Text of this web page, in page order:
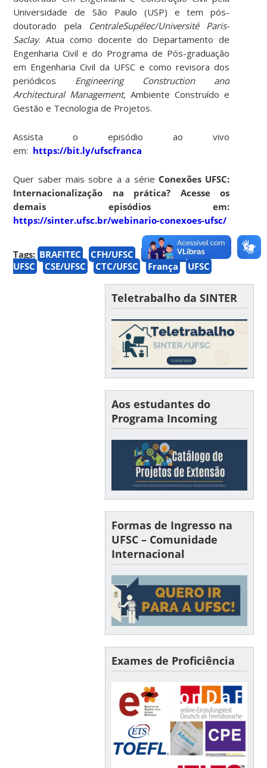
Universidade de São Paulo (USP) e tem pós-
doutorado pela
CentraleSupélec/Université Paris-
Saclay. Atua como docente do Departamento de
Engenharia Civil e do Programa de Pós-graduação
em Engenharia Civil da UFSC e como revisora dos
periódicos Engineering Construction and
Architectural Management, Ambiente Construído e
Gestão e Tecnologia de Projetos.
Assista o episódio ao vivo
em: https://bit.ly/ufscfranca
Quer saber mais sobre a a série Conexões UFSC:
Internacionalização na prática? Acesse os
demais episódios em:
https://sinter.ufsc.br/webinario-conexoes-ufsc/
Tags: BRAFITEC CFH/UFSC
Conexões
UFSC
CSE/UFSC CTC/UFSC França UFSC
Teletrabalho da SINTER
Aos estudantes do
Programa Incoming
Formas de Ingresso na
UFSC – Comunidade
Internacional
Exames de Proficiência